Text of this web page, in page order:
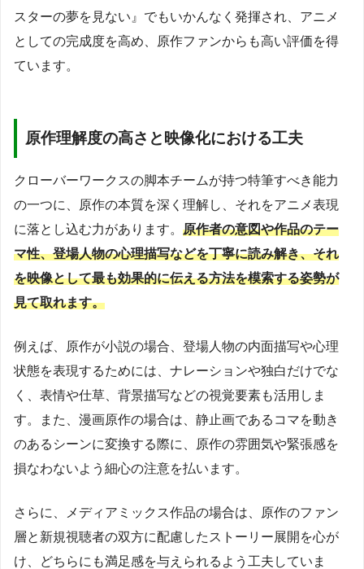
スターの夢を見ない』でもいかんなく発揮され、アニメ
としての完成度を高め、原作ファンからも高い評価を得
ています。
原作理解度の高さと映像化における工夫
クローバーワークスの脚本チームが持つ特筆すべき能力
の一つに、原作の本質を深く理解し、それをアニメ表現
に落とし込む力があります。 原作者の意図や作品のテー
マ性、登場人物の心理描写などを丁寧に読み解き、それ
を映像として最も効果的に伝える方法を模索する姿勢が
見て取れます。
例えば、原作が小説の場合、登場人物の内面描写や心理
状態を表現するためには、ナレーションや独白だけでな
く、表情や仕草、背景描写などの視覚要素も活用しま
す。また、漫画原作の場合は、静止画であるコマを動き
のあるシーンに変換する際に、原作の雰囲気や緊張感を
損なわないよう細心の注意を払います。
さらに、メディアミックス作品の場合は、原作のファン
層と新規視聴者の双方に配慮したストーリー展開を心が
け、どちらにも満足感を与えられるよう工夫していま